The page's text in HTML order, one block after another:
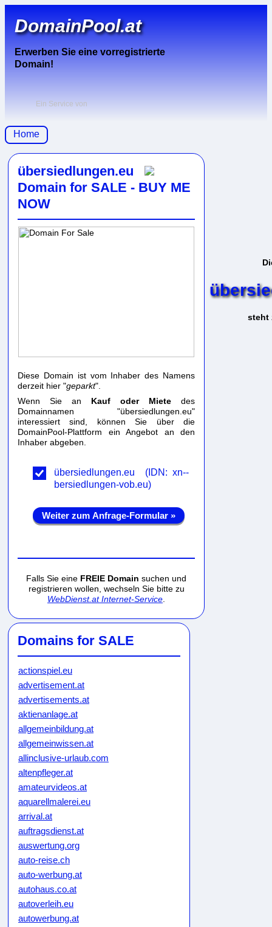
DomainPool.at
Erwerben Sie eine vorregistrierte
Domain!
Ein Service von
Home
übersiedlungen.eu
Domain for SALE - BUY ME
NOW
steht
Diese Domain ist vom Inhaber des Namens
derzeit hier "geparkt".
Wenn Sie an Kauf oder Miete des
Domainnamen "übersiedlungen.eu"
interessiert sind, können Sie über die
DomainPool-Plattform ein Angebot an den
Inhaber abgeben.
übersiedlungen.eu (IDN: xn--
bersiedlungen-vob.eu)
Weiter zum Anfrage-Formular »
Falls Sie eine FREIE Domain suchen und
registrieren wollen, wechseln Sie bitte zu
WebDienst.at Internet-Service
Domains for SALE
actionspiel.eu
advertisement.at
advertisements.at
aktienanlage.at
allgemeinbildung.at
allgemeinwissen.at
allinclusive-urlaub.com
altenpfleger.at
amateurvideos.at
aquarellmalerei.eu
arrival.at
auftragsdienst.at
auswertung.org
auto-reise.ch
auto-werbung.at
autohaus.co.at
autoverleih.eu
autowerbung.at